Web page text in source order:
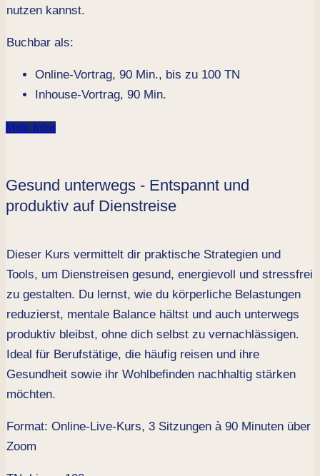
nutzen kannst.
Buchbar als:
Online-Vortrag, 90 Min., bis zu 100 TN
Inhouse-Vortrag, 90 Min.
Mehr Infos
Gesund unterwegs - Entspannt und
produktiv auf Dienstreise
Dieser Kurs vermittelt dir praktische Strategien und
Tools, um Dienstreisen gesund, energievoll und stressfrei
zu gestalten. Du lernst, wie du körperliche Belastungen
reduzierst, mentale Balance hältst und auch unterwegs
produktiv bleibst, ohne dich selbst zu vernachlässigen.
Ideal für Berufstätige, die häufig reisen und ihre
Gesundheit sowie ihr Wohlbefinden nachhaltig stärken
möchten.
Format: Online-Live-Kurs, 3 Sitzungen à 90 Minuten über
Zoom